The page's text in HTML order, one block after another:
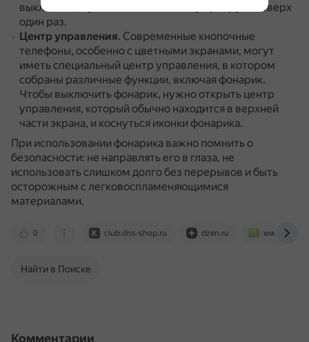
выключить, нужно нажать клавишу прокрутки вверх
один раз.
Центр управления. Современные кнопочные
телефоны, особенно с цветными экранами, могут
иметь специальный центр управления, в котором
собраны различные функции, включая фонарик.
Чтобы выключить фонарик, нужно открыть центр
управления, который обычно находится в верхней
части экрана, и коснуться иконки фонарика.
При использовании фонарика важно помнить о
безопасности: не направлять его в глаза, не
использовать слишком долго без перерывов и быть
осторожным с легковоспламеняющимися
материалами.
0 club.dns-shop.ru dzen.ru
Найти в Поиске
Комментарии